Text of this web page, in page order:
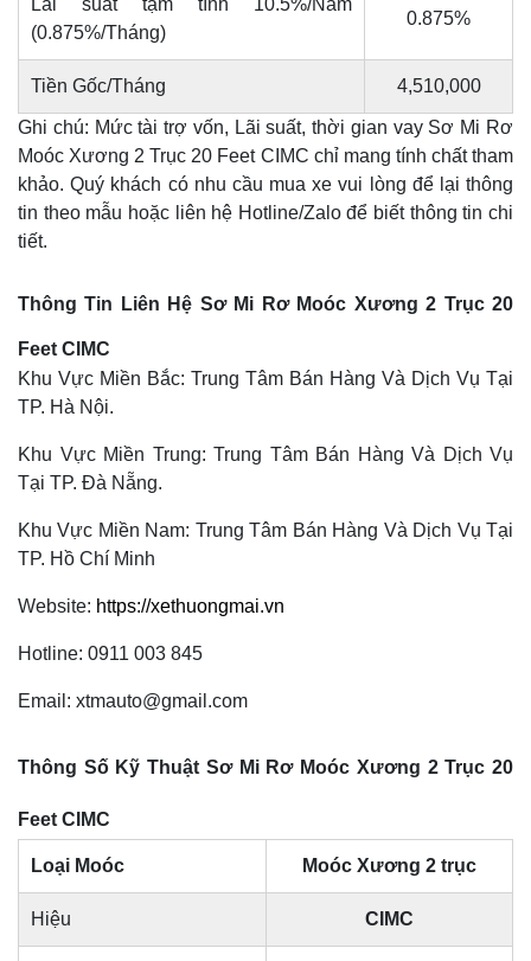
Lãi suất tạm tính 10.5%/Năm
(0.875%/Tháng)
0.875%
Tiền Gốc/Tháng 4,510,000
Ghi chú: Mức tài trợ vốn, Lãi suất, thời gian vay Sơ Mi Rơ
Moóc Xương 2 Trục 20 Feet CIMC chỉ mang tính chất tham
khảo. Quý khách có nhu cầu mua xe vui lòng để lại thông
tin theo mẫu hoặc liên hệ Hotline/Zalo để biết thông tin chi
tiết.
Thông Tin Liên Hệ Sơ Mi Rơ Moóc Xương 2 Trục 20
Feet CIMC
Khu Vực Miền Bắc: Trung Tâm Bán Hàng Và Dịch Vụ Tại
TP. Hà Nội.
Khu Vực Miền Trung: Trung Tâm Bán Hàng Và Dịch Vụ
Tại TP. Đà Nẵng.
Khu Vực Miền Nam: Trung Tâm Bán Hàng Và Dịch Vụ Tại
TP. Hồ Chí Minh
Website: https://xethuongmai.vn
Hotline: 0911 003 845
Email: xtmauto@gmail.com
Thông Số Kỹ Thuật Sơ Mi Rơ Moóc Xương 2 Trục 20
Feet CIMC
Loại Moóc Moóc Xương 2 trục
Hiệu CIMC